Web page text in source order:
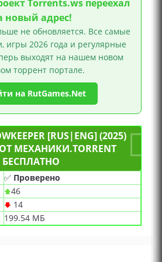
Torrents.ws переехал
новый адрес!
не обновляется. Все самые
игры 2026 года и регулярные
выходят на нашем новом
торрент портале.
на RutGames.Net
[RUS|ENG] (2025)
ОТ МЕХАНИКИ.TORRENT
БЕСПЛАТНО
✅ Проверено
46
14
199.54 МБ